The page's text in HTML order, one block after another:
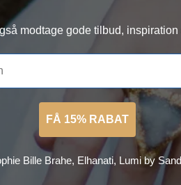
modtage gode tilbud, inspiration
FÅ 15% RABAT
Bille Brahe, Elhanati, Lumi by